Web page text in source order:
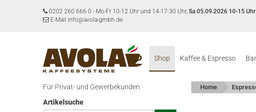
0202 260 666 0 - Mo-Fr 10-12 Uhr und 14-17:30 Uhr, Sa 05.09.2026 10-15 Uhr
E-Mail info@avola-gmbh.de
Shop Kaffee & Espresso
Für Privat- und Gewerbekunden
Artikelsuche
Home